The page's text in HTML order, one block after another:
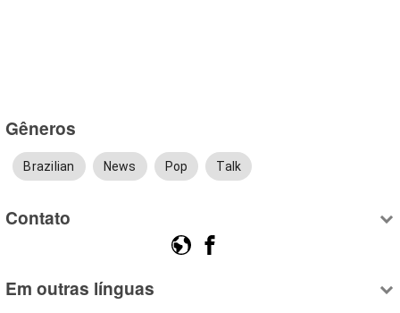
Gêneros
Brazilian News Pop Talk
Contato
Em outras línguas